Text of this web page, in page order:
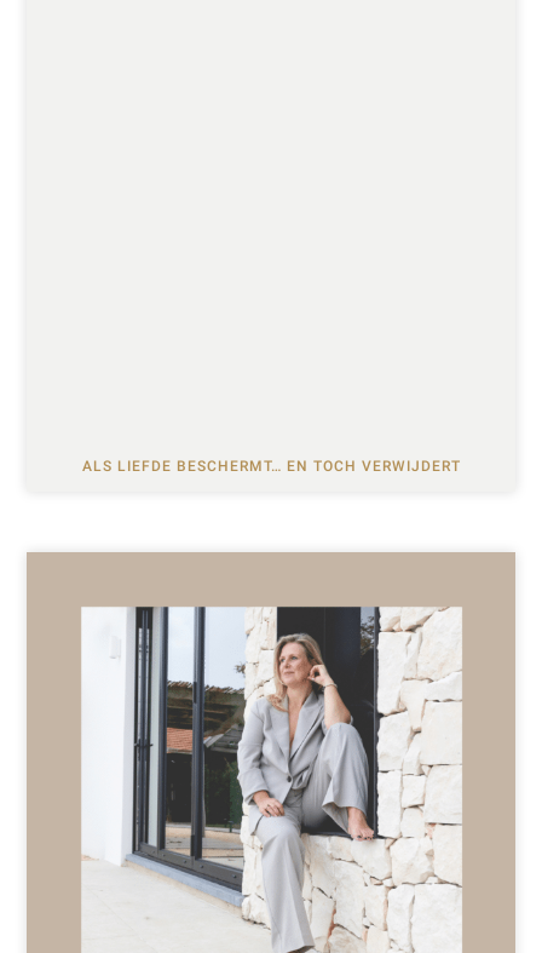
ALS LIEFDE BESCHERMT… EN TOCH VERWIJDERT